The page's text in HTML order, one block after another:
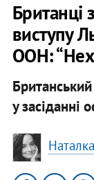
Британці
виступу
ООН:
у засіданні